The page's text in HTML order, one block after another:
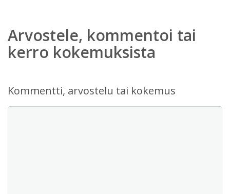
Arvostele, kommentoi tai
kerro kokemuksista
Kommentti, arvostelu tai kokemus